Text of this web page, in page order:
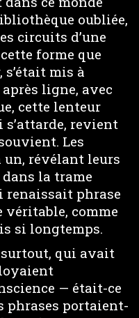
oubliée,
circuits d’une
forme que
mis à
ligne, avec
cette lenteur
s’attarde, revient
Les
un, révélant leurs
la trame
renaissait phrase
véritable, comme
si longtemps.
qui avait
— était-ce
phrases portaient-